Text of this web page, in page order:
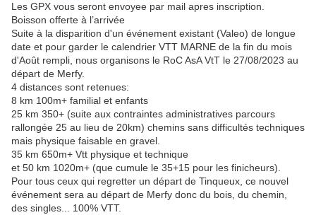
Les GPX vous seront envoyee par mail apres inscription.
Boisson offerte à l’arrivée
Suite à la disparition d'un événement existant (Valeo) de longue
date et pour garder le calendrier VTT MARNE de la fin du mois
d'Août rempli, nous organisons le RoC AsA VtT le 27/08/2023 au
départ de Merfy.
4 distances sont retenues:
8 km 100m+ familial et enfants
25 km 350+ (suite aux contraintes administratives parcours
rallongée 25 au lieu de 20km) chemins sans difficultés techniques
mais physique faisable en gravel.
35 km 650m+ Vtt physique et technique
et 50 km 1020m+ (que cumule le 35+15 pour les finicheurs).
Pour tous ceux qui regretter un départ de Tinqueux, ce nouvel
événement sera au départ de Merfy donc du bois, du chemin,
des singles... 100% VTT.